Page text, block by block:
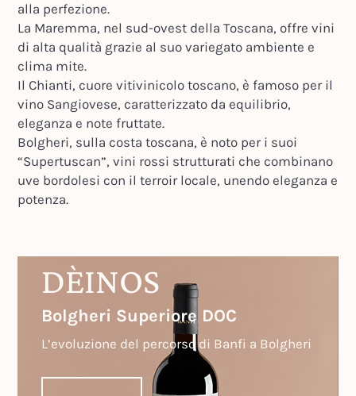
alla perfezione.
La Maremma, nel sud-ovest della Toscana, offre vini
di alta qualità grazie al suo variegato ambiente e
clima mite.
Il Chianti, cuore vitivinicolo toscano, è famoso per il
vino Sangiovese, caratterizzato da equilibrio,
eleganza e note fruttate.
Bolgheri, sulla costa toscana, è noto per i suoi
“Supertuscan”, vini rossi strutturati che combinano
uve bordolesi con il terroir locale, unendo eleganza e
potenza.
DÈINOS
Bolgheri Superiore DOC
L’evoluzione del percorso di Banfi a Bolgheri